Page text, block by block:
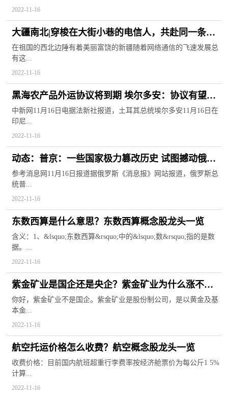
2022-11-16
大疆南北|穿梭在大街小巷的电信人，共赴同一条通
信道路！
在祖国的西北边陲有着美丽富饶的新疆随着网络通信的飞速发展总
有这...
2022-11-16
黑海农产品外运协议将到期 埃尔多安：协议有望延
续0世界热头条
中新网11月16日电据法新社报道，土耳其总统埃尔多安11月16日在
印尼...
2022-11-16
动态：普京：一些国家极力篡改历史 试图撼动俄罗
斯主权
参考消息网11月16日报道据俄罗斯《消息报》网站报道，俄罗斯总
统普...
2022-11-16
东数西算是什么意思？东数西算概念股龙头一览
含义：1、&lsquo;东数西算&rsquo;中的&lsquo;数&rsquo;指的是数
据。...
2022-11-16
紫金矿业是国企还是央企？紫金矿业为什么涨不上
去？
你好，紫金矿业不是国企。紫金矿业是股份制公司，是以黄金及基
本金...
2022-11-16
航空托运价格怎么收费？航空概念股龙头一览
收费价格：目前国内航班超重行李费率按经济舱票价为每公斤1 5%
计算...
2022-11-16